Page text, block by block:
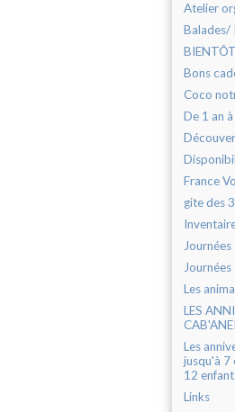
Atelier
Balades/
Bons
Coco
De 1 an
France
gite des
Journées
Journées
Les
LES
Les
jusqu'à 7
12
Links